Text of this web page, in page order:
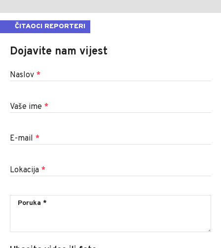
ČITAOCI REPORTERI
Dojavite nam vijest
Naslov *
Vaše ime *
E-mail *
Lokacija *